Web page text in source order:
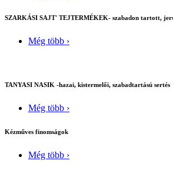
SZARKÁSI SAJT' TEJTERMÉKEK- szabadon tartott,
Még több ›
TANYASI NASIK -hazai, kistermelői, szabadtartású sertés
Még több ›
Kézműves finomságok
Még több ›